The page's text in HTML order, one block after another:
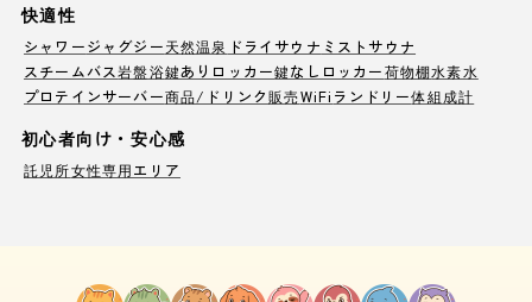
快適性
シャワージャグジー天然温泉 ドライサウナ ミストサウナ
スチームバス岩盤浴鍵ありロッカー鍵なしロッカー荷物棚水素水
プロテインサーバー商品/ドリンク販売WiFi ランドリー体組成計
初心者向け・安心感
託児所女性専用エリア